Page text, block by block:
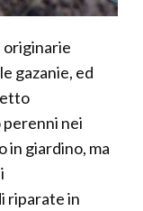
originarie
gazanie, ed
nei
in giardino, ma
riparate in